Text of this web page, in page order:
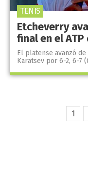
Etcheverry
final en el ATP
El platense avanzó
Karatsev por 6-2, 6-7
TENIS
1